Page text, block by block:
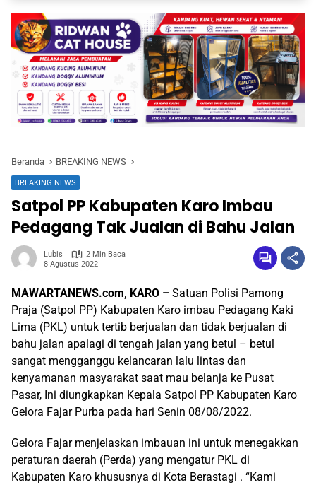
Beranda BREAKING NEWS
BREAKING NEWS
Satpol PP Kabupaten Karo Imbau
Pedagang Tak Jualan di Bahu Jalan
Lubis
2 Min Baca
8 Agustus 2022
MAWARTANEWS.com, KARO – Satuan Polisi Pamong
Praja (Satpol PP) Kabupaten Karo imbau Pedagang Kaki
Lima (PKL) untuk tertib berjualan dan tidak berjualan di
bahu jalan apalagi di tengah jalan yang betul – betul
sangat mengganggu kelancaran lalu lintas dan
kenyamanan masyarakat saat mau belanja ke Pusat
Pasar, Ini diungkapkan Kepala Satpol PP Kabupaten Karo
Gelora Fajar Purba pada hari Senin 08/08/2022.
Gelora Fajar menjelaskan imbauan ini untuk menegakkan
peraturan daerah (Perda) yang mengatur PKL di
Kabupaten Karo khususnya di Kota Berastagi . “Kami